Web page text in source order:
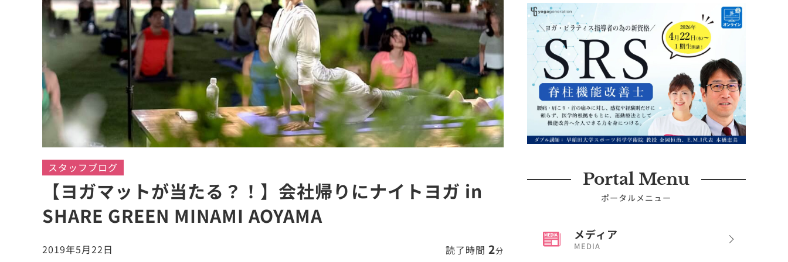
スタッフブログ
【ヨガマットが当たる？！】会社帰りにナイトヨガ in
SHARE GREEN MINAMI AOYAMA
2019年5月22日 読了時間 2分
Portal Menu
ポータルメニュー
メディア
MEDIA